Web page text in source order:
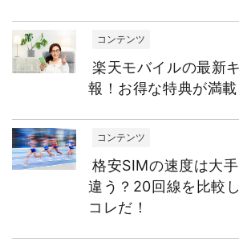
コンテンツ
楽天モバイルの最新
報！お得な特典が満載
コンテンツ
格安SIMの速度は大
違う？20回線を比較
コレだ！